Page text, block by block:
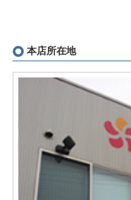
本店所在地